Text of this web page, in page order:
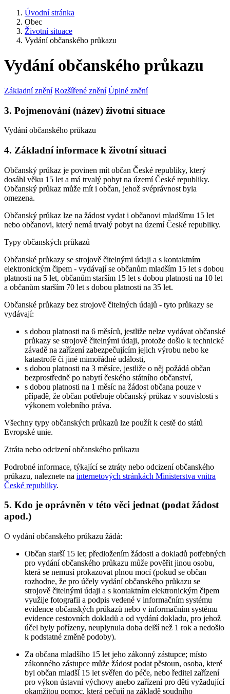
Úvodní stránka
Obec
Životní situace
Vydání občanského průkazu
Vydání občanského průkazu
Základní znění Rozšířené znění Úplné znění
3. Pojmenování (název) životní situace
Vydání občanského průkazu
4. Základní informace k životní situaci
Občanský průkaz je povinen mít občan České republiky, který
dosáhl věku 15 let a má trvalý pobyt na území České republiky.
Občanský průkaz může mít i občan, jehož svéprávnost byla
omezena.
Občanský průkaz lze na žádost vydat i občanovi mladšímu 15 let
nebo občanovi, který nemá trvalý pobyt na území České republiky.
Typy občanských průkazů
Občanské průkazy se strojově čitelnými údaji a s kontaktním
elektronickým čipem - vydávají se občanům mladším 15 let s dobou
platnosti na 5 let, občanům starším 15 let s dobou platnosti na 10 let
a občanům starším 70 let s dobou platnosti na 35 let.
Občanské průkazy bez strojově čitelných údajů - tyto průkazy se
vydávají:
s dobou platnosti na 6 měsíců, jestliže nelze vydávat občanské
průkazy se strojově čitelnými údaji, protože došlo k technické
závadě na zařízení zabezpečujícím jejich výrobu nebo ke
katastrofě či jiné mimořádné události,
s dobou platnosti na 3 měsíce, jestliže o něj požádá občan
bezprostředně po nabytí českého státního občanství,
s dobou platnosti na 1 měsíc na žádost občana pouze v
případě, že občan potřebuje občanský průkaz v souvislosti s
výkonem volebního práva.
Všechny typy občanských průkazů lze použít k cestě do států
Evropské unie.
Ztráta nebo odcizení občanského průkazu
Podrobné informace, týkající se ztráty nebo odcizení občanského
průkazu, naleznete na internetových stránkách Ministerstva vnitra
České republiky.
5. Kdo je oprávněn v této věci jednat (podat žádost
apod.)
O vydání občanského průkazu žádá:
Občan starší 15 let; předložením žádosti a dokladů potřebných
pro vydání občanského průkazu může pověřit jinou osobu,
která se nemusí prokazovat plnou mocí (pokud se občan
rozhodne, že pro účely vydání občanského průkazu se
strojově čitelnými údaji a s kontaktním elektronickým čipem
využije fotografii a podpis vedené v informačním systému
evidence občanských průkazů nebo v informačním systému
evidence cestovních dokladů a od vydání dokladu, pro jehož
účel byly pořízeny, neuplynula doba delší než 1 rok a nedošlo
k podstatné změně podoby).
Za občana mladšího 15 let jeho zákonný zástupce; místo
zákonného zástupce může žádost podat pěstoun, osoba, které
byl občan mladší 15 let svěřen do péče, nebo ředitel zařízení
pro výkon ústavní výchovy anebo zařízení pro děti vyžadující
okamžitou pomoc, která pečují na základě soudního